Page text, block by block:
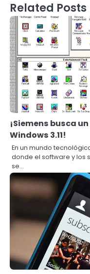
Related Posts
¡Siemens busca
Windows 3.11!
En un mundo
donde el software y los
se…